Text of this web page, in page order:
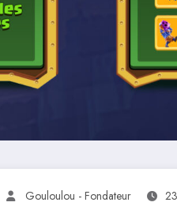
Gouloulou - Fondateur